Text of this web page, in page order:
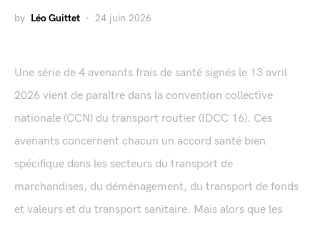
by Léo Guittet 24 juin 2026
Une série de 4 avenants frais de santé signés le 13 avril
2026 vient de paraître dans la convention collective
nationale (CCN) du transport routier (IDCC 16). Ces
avenants concernent chacun un accord santé bien
spécifique dans les secteurs du transport de
marchandises, du déménagement, du transport de fonds
et valeurs et du transport sanitaire. Mais alors que les